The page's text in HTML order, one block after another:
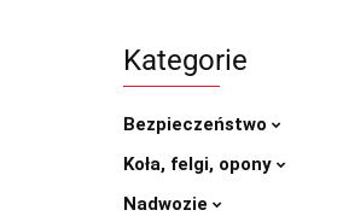
Kategorie
Bezpieczeństwo
Koła, felgi, opony
Nadwozie